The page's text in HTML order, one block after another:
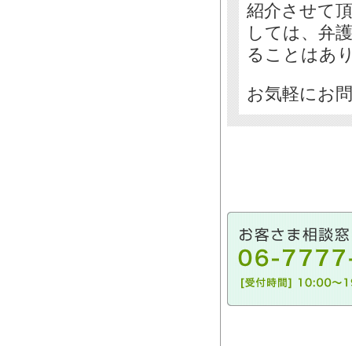
紹介させて
しては、弁
ることはあ
お気軽にお